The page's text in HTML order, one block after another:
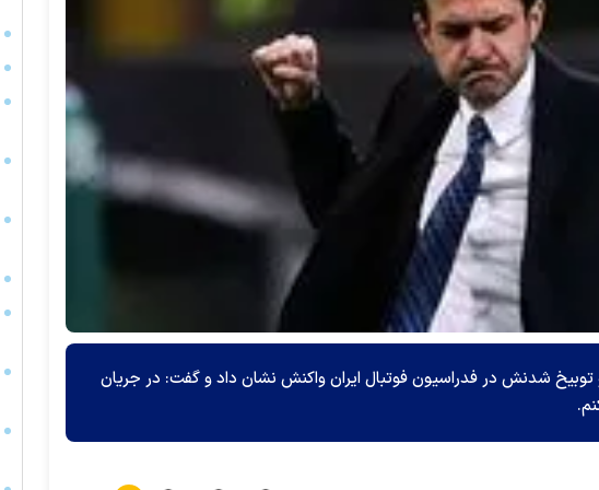
توبیخ شدنش در فدراسیون فوتبال ایران واکنش نشان داد و گفت: در جریان